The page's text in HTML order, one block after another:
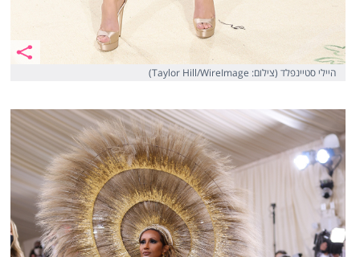
היילי סטיינפלד (צילום: Taylor Hill/WireImage)